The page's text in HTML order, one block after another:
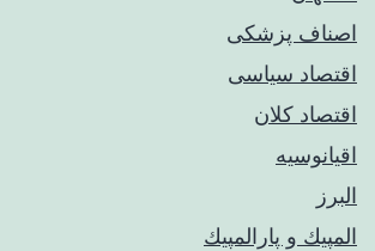
اصناف پزشکی
اقتصاد سیاسی
اقتصاد کلان
اقیانوسیه
البرز
المپيك و پارالمپيك